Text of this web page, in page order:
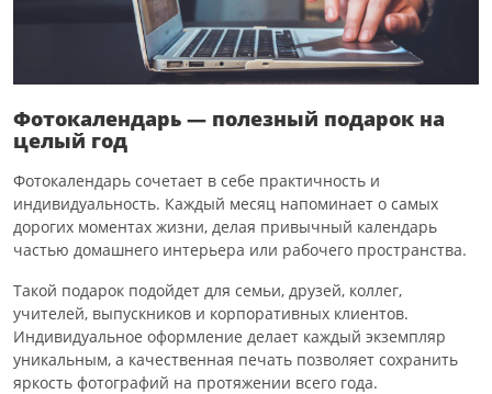
Фотокалендарь — полезный подарок на
целый год
Фотокалендарь сочетает в себе практичность и
индивидуальность. Каждый месяц напоминает о самых
дорогих моментах жизни, делая привычный календарь
частью домашнего интерьера или рабочего пространства.
Такой подарок подойдет для семьи, друзей, коллег,
учителей, выпускников и корпоративных клиентов.
Индивидуальное оформление делает каждый экземпляр
уникальным, а качественная печать позволяет сохранить
яркость фотографий на протяжении всего года.